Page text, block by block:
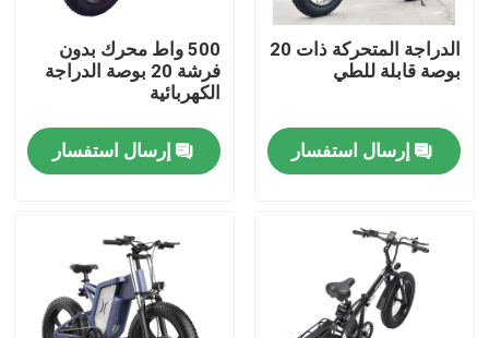
منزل
أشرطة فيديو
الدراجة المتحركة ذات 20
بوصة قابلة للطي
إرسال استفسار
500 واط محرك بدون
فرشة 20 بوصة الدراجة
الكهربائية
إرسال استفسار